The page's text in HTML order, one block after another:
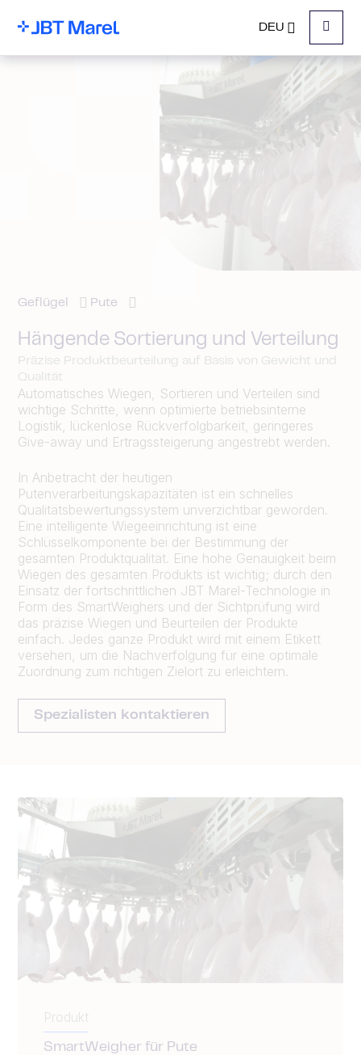
DEU
Menu
Geflügel Pute
Hängende Sortierung und Verteilung
Präzise Produktbeurteilung auf Basis von Gewicht und
Qualität
Automatisches Wiegen, Sortieren und Verteilen sind
wichtige Schritte, wenn optimierte betriebsinterne
Logistik, lückenlose Rückverfolgbarkeit, geringeres
Give-away und Ertragssteigerung angestrebt werden.
In Anbetracht der heutigen
Putenverarbeitungskapazitäten ist ein schnelles
Qualitätsbewertungssystem unverzichtbar geworden.
Eine intelligente Wiegeeinrichtung ist eine
Schlüsselkomponente bei der Bestimmung der
gesamten Produktqualität. Eine hohe Genauigkeit beim
Wiegen des gesamten Produkts ist wichtig; durch den
Einsatz der fortschrittlichen JBT Marel-Technologie in
Form des SmartWeighers und der Sichtprüfung wird
das präzise Wiegen und Beurteilen der Produkte
einfach. Jedes ganze Produkt wird mit einem Etikett
versehen, um die Nachverfolgung für eine optimale
Zuordnung zum richtigen Zielort zu erleichtern.
Spezialisten kontaktieren
Produkt
SmartWeigher für Pute